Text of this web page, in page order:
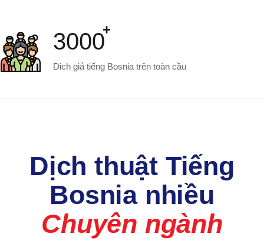
3000
Dich giả tiếng Bosnia trên toàn cầu
Dịch thuật Tiếng
Bosnia nhiều
Chuyên ngành